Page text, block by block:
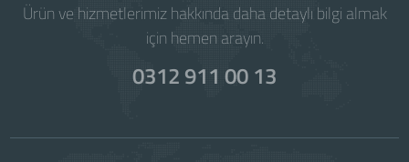
Ürün ve hizmetlerimiz hakkında daha detaylı bilgi almak
için hemen arayın.
0312 911 00 13